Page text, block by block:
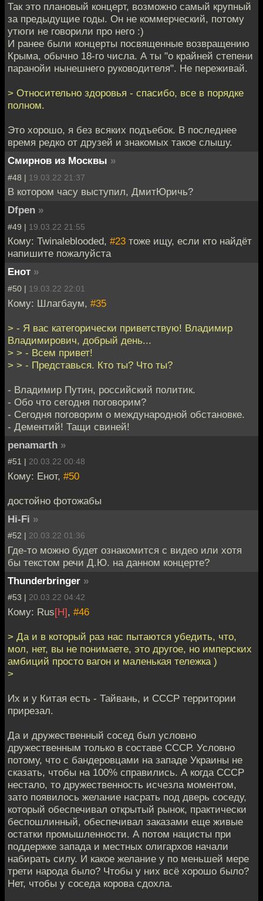
Так это плановый концерт, возможно самый крупный
за предыдущие годы. Он не коммерческий, потому
утюги не говорили про него :)
И ранее были концерты посвященные возвращению
Крыма, обычно 18-го числа. А ты "о крайней степени
паранойи нынешнего руководителя". Не переживай.
> Относительно здоровья - спасибо, все в порядке
полном.
Это хорошо, я без всяких подъебок. В последнее
время редко от друзей и знакомых такое слышу.
Смирнов из Москвы »
#48 | 19.03.22 21:37
В котором часу выступил, ДмитЮричь?
Dfpen »
#49 | 19.03.22 21:55
Кому: Twinaleblooded, #23 тоже ищу, если кто найдёт
напишите пожалуйста
Енот »
#50 | 19.03.22 22:01
Кому: Шлагбаум, #35
> - Я вас категорически приветствую! Владимир
Владимирович, добрый день...
> > - Всем привет!
> > - Представься. Кто ты? Что ты?
- Владимир Путин, российский политик.
- Обо что сегодня поговорим?
- Сегодня поговорим о международной обстановке.
- Дементий! Тащи свиней!
penamarth »
#51 | 20.03.22 00:48
Кому: Енот, #50
достойно фотожабы
Hi-Fi »
#52 | 20.03.22 01:36
Где-то можно будет ознакомится с видео или хотя
бы текстом речи Д.Ю. на данном концерте?
Thunderbringer »
#53 | 20.03.22 04:42
Кому: Rus[H], #46
> Да и в который раз нас пытаются убедить, что,
мол, нет, вы не понимаете, это другое, но имперских
амбиций просто вагон и маленькая тележка )
>
Их и у Китая есть - Тайвань, и СССР территории
прирезал.
Да и дружественный сосед был условно
дружественным только в составе СССР. Условно
потому, что с бандеровцами на западе Украины не
сказать, чтобы на 100% справились. А когда СССР
нестало, то дружественность исчезла моментом,
зато появилось желание насрать под дверь соседу,
который обеспечивал открытый рынок, практически
беспошлинный, обеспечивал заказами еще живые
остатки промышленности. А потом нацисты при
поддержке запада и местных олигархов начали
набирать силу. И какое желание у по меньшей мере
трети народа было? Чтобы у них всё хорошо было?
Нет, чтобы у соседа корова сдохла.